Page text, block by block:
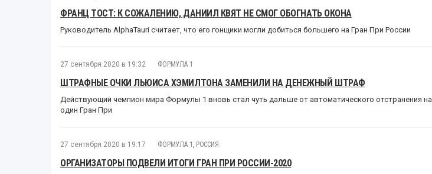
ФРАНЦ ТОСТ: К СОЖАЛЕНИЮ, ДАНИИЛ КВЯТ НЕ СМОГ ОБОГНАТЬ ОКОНА
Руководитель AlphaTauri считает, что его гонщики могли добиться большего на Гран При России
27 сентября 2020 в 19:32 ФОРМУЛА 1
ШТРАФНЫЕ ОЧКИ ЛЬЮИСА ХЭМИЛТОНА ЗАМЕНИЛИ НА ДЕНЕЖНЫЙ ШТРАФ
Действующий чемпион мира Формулы 1 вновь стал чуть дальше от автоматического отстранения на
один Гран При
27 сентября 2020 в 19:17 ФОРМУЛА 1 РОССИЯ
ОРГАНИЗАТОРЫ ПОДВЕЛИ ИТОГИ ГРАН ПРИ РОССИИ-2020